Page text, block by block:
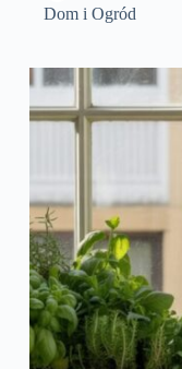
Dom i Ogród